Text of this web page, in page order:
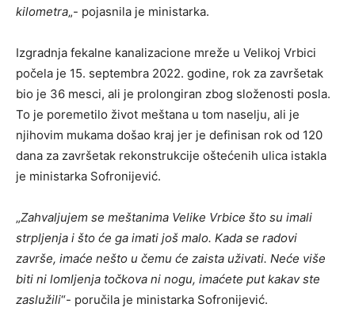
kilometra„- pojasnila je ministarka.
Izgradnja fekalne kanalizacione mreže u Velikoj Vrbici
počela je 15. septembra 2022. godine, rok za završetak
bio je 36 mesci, ali je prolongiran zbog složenosti posla.
To je poremetilo život meštana u tom naselju, ali je
njihovim mukama došao kraj jer je definisan rok od 120
dana za završetak rekonstrukcije oštećenih ulica istakla
je ministarka Sofronijević.
„Zahvaljujem se meštanima Velike Vrbice što su imali
strpljenja i što će ga imati još malo. Kada se radovi
završe, imaće nešto u čemu će zaista uživati. Neće više
biti ni lomljenja točkova ni nogu, imaćete put kakav ste
zaslužili“- poručila je ministarka Sofronijević.